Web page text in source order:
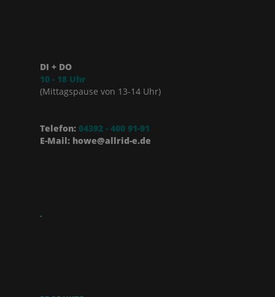
DI + DO
10 - 18 Uhr
(Mittagspause von 13-14 Uhr)
Telefon: 04392 - 400 91-91
E-Mail: howe@allrid-e.de
.